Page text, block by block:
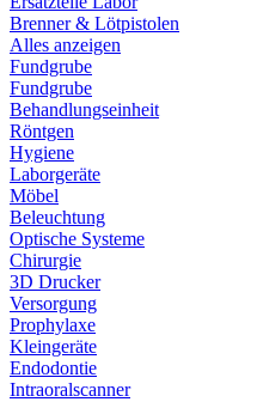
Brenner & Lötpistolen
Alles anzeigen
Fundgrube
Fundgrube
Behandlungseinheit
Röntgen
Hygiene
Laborgeräte
Möbel
Beleuchtung
Optische Systeme
Chirurgie
3D Drucker
Versorgung
Prophylaxe
Kleingeräte
Endodontie
Intraoralscanner